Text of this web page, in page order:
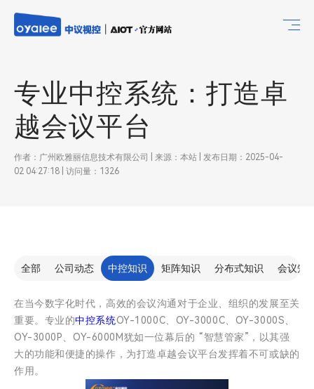
专业中控系统：打造卓
越会议平台
作者：广州欧雅丽信息技术有限公司 | 来源：本站 | 发布日期：2025-04-
02 04:27:18 | 访问量：1326
全部 公司动态 中控知识 矩阵知识 分布式知识 会议知
在当今数字化时代，高效的会议沟通对于企业、组织的发展至关
重要。专业的中控系统OY-1000C、OY-3000C、OY-3000S、
OY-3000P、OY-6000M犹如一位幕后的 “智慧管家”，以其强
大的功能和便捷的操作，为打造卓越会议平台发挥着不可或缺的
作用。